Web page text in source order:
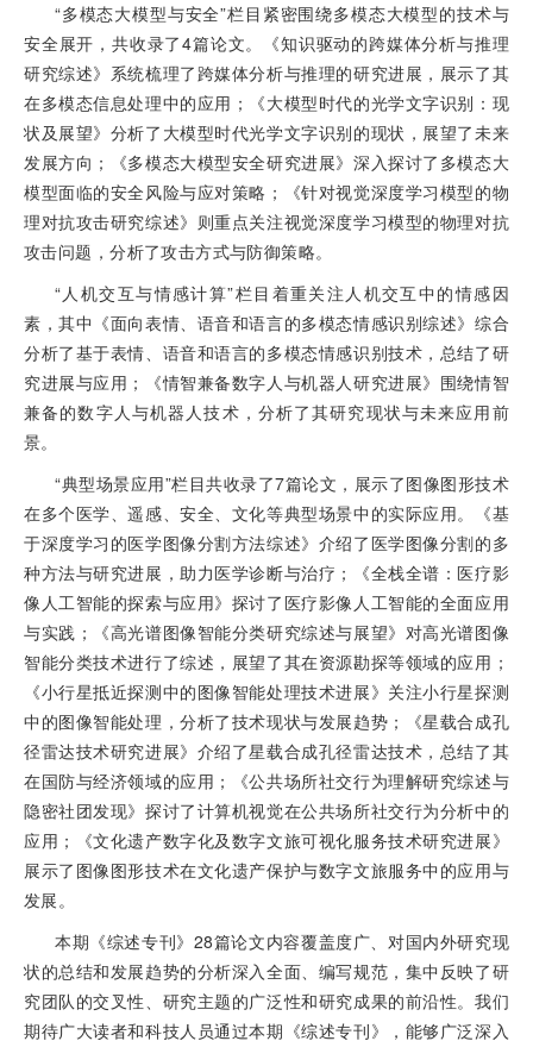
“多模态大模型与安全”栏目紧密围绕多模态大模型的技术与
安全展开，共收录了4篇论文。《知识驱动的跨媒体分析与推理
研究综述》系统梳理了跨媒体分析与推理的研究进展，展示了其
在多模态信息处理中的应用；《大模型时代的光学文字识别：现
状及展望》分析了大模型时代光学文字识别的现状，展望了未来
发展方向；《多模态大模型安全研究进展》深入探讨了多模态大
模型面临的安全风险与应对策略；《针对视觉深度学习模型的物
理对抗攻击研究综述》则重点关注视觉深度学习模型的物理对抗
攻击问题，分析了攻击方式与防御策略。
“人机交互与情感计算”栏目着重关注人机交互中的情感因
素，其中《面向表情、语音和语言的多模态情感识别综述》综合
分析了基于表情、语音和语言的多模态情感识别技术，总结了研
究进展与应用；《情智兼备数字人与机器人研究进展》围绕情智
兼备的数字人与机器人技术，分析了其研究现状与未来应用前
景。
“典型场景应用”栏目共收录了7篇论文，展示了图像图形技术
在多个医学、遥感、安全、文化等典型场景中的实际应用。《基
于深度学习的医学图像分割方法综述》介绍了医学图像分割的多
种方法与研究进展，助力医学诊断与治疗；《全栈全谱：医疗影
像人工智能的探索与应用》探讨了医疗影像人工智能的全面应用
与实践；《高光谱图像智能分类研究综述与展望》对高光谱图像
智能分类技术进行了综述，展望了其在资源勘探等领域的应用；
《小行星抵近探测中的图像智能处理技术进展》关注小行星探测
中的图像智能处理，分析了技术现状与发展趋势；《星载合成孔
径雷达技术研究进展》介绍了星载合成孔径雷达技术，总结了其
在国防与经济领域的应用；《公共场所社交行为理解研究综述与
隐密社团发现》探讨了计算机视觉在公共场所社交行为分析中的
应用；《文化遗产数字化及数字文旅可视化服务技术研究进展》
展示了图像图形技术在文化遗产保护与数字文旅服务中的应用与
发展。
本期《综述专刊》28篇论文内容覆盖度广、对国内外研究现
状的总结和发展趋势的分析深入全面、编写规范，集中反映了研
究团队的交叉性、研究主题的广泛性和研究成果的前沿性。我们
期待广大读者和科技人员通过本期《综述专刊》，能够广泛深入